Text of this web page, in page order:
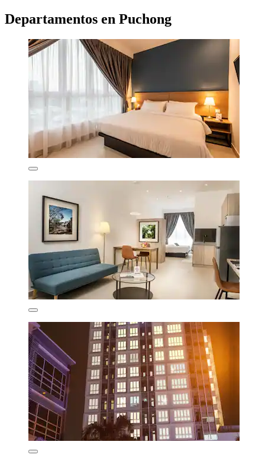
Departamentos en Puchong